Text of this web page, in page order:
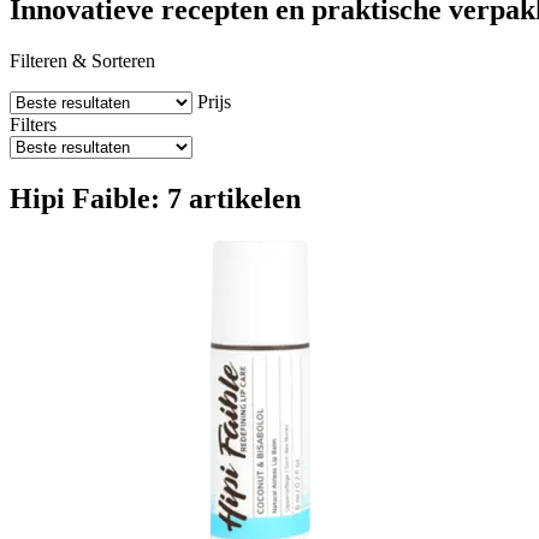
Innovatieve recepten en praktische
Filteren & Sorteren
Prijs
Filters
Hipi Faible: 7 artikelen